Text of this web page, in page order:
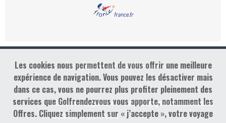
Copyright : Golf Rendez-vous
Mentions légales &
Conditions générales
contact@golfrendezvous.com
Les cookies nous permettent de vous offrir une meilleure
expérience de navigation. Vous pouvez les désactiver mais
dans ce cas, vous ne pourrez plus profiter pleinement des
services que Golfrendezvous vous apporte, notamment les
Offres. Cliquez simplement sur « j’accepte », votre voyage